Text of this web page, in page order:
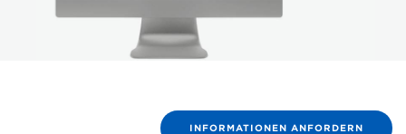
INFORMATIONEN ANFORDERN